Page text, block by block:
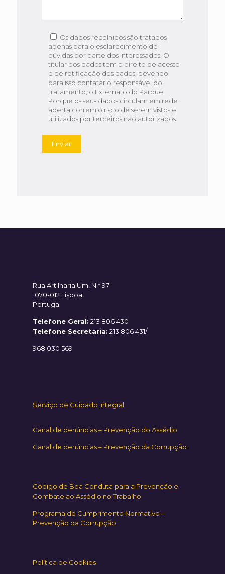
Os dados recolhidos são tratados
apenas para o esclarecimento de
dúvidas por parte dos interessados. O
titular dos dados tem o direito de acesso
e de retificação dos dados, devendo
para isso contatar o responsável do
tratamento, o Externato do Parque.
Porque os seus dados circulam em rede
aberta correm o risco de serem vistos e
utilizados por terceiros não autorizados.
Rua Artilharia Um, N.º 97
1070-012 Lisboa
Portugal
Telefone Geral: 213 806 430
Telefone Secretaria: 213 806 431/
968 030 569
Serviço de Cuidado Integral
Canal de denúncias – Prevenção do Assédio
Canal de denúncias – Prevenção da Corrupção
Código de Boa Conduta para a Prevenção e
Combate ao Assédio no Trabalho
Programa de Cumprimento Normativo –
Prevenção da Corrupção
Política de Cookies